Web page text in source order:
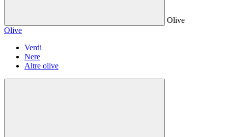
Olive
Olive
Verdi
Nere
Altre olive